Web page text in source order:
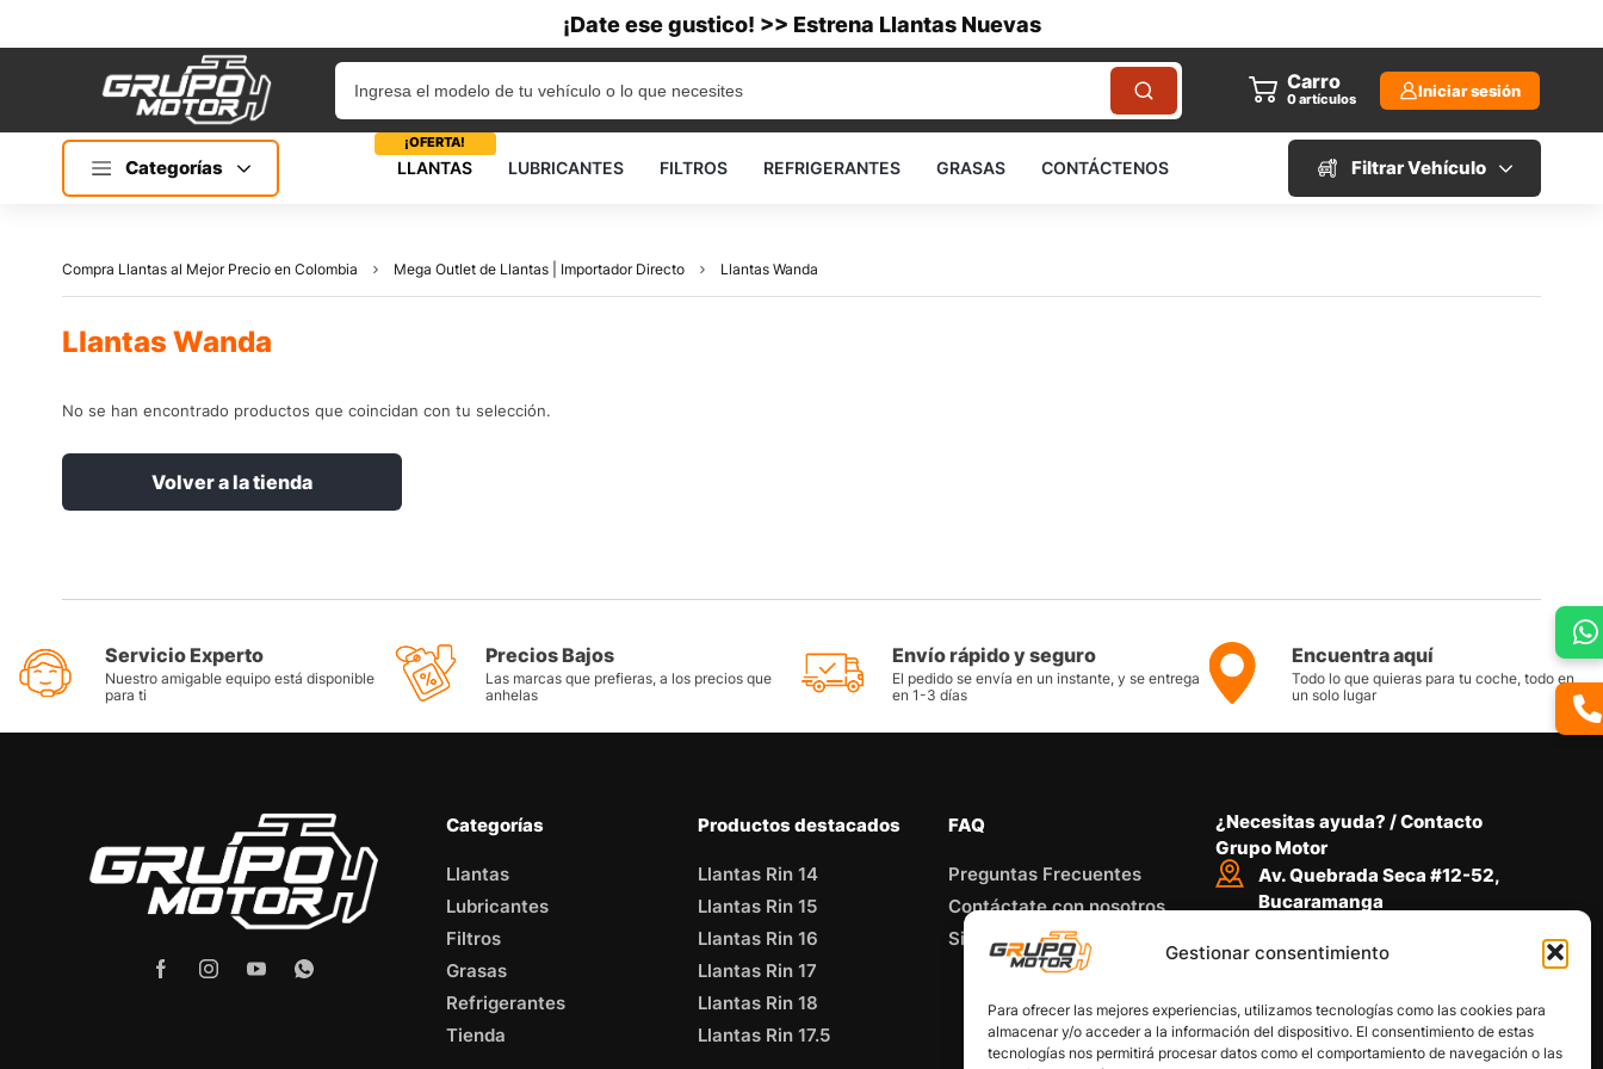
Gestionar consentimiento
Para ofrecer las mejores experiencias, utilizamos tecnologías como las cookies para
almacenar y/o acceder a la información del dispositivo. El consentimiento de estas
tecnologías nos permitirá procesar datos como el comportamiento de navegación o las
¡Date ese gustico! >> Estrena Llantas Nuevas
Carro
0artículos Iniciar sesión
Categorías LLANTAS
¡OFERTA!
LUBRICANTES FILTROS REFRIGERANTES GRASAS CONTÁCTENOS Filtrar Vehículo
Compra Llantas al Mejor Precio en Colombia Mega Outlet de Llantas | Importador Directo Llantas Wanda
Llantas Wanda
No se han encontrado productos que coincidan con tu selección.
Volver a la tienda
Servicio Experto
Nuestro amigable equipo está disponible
para ti
Precios Bajos
Las marcas que prefieras, a los precios que
anhelas
Envío rápido y seguro
El pedido se envía en un instante, y se entrega
en 1-3 días
Encuentra aquí
Todo lo que quieras para tu coche, todo en
un solo lugar
Categorías
Llantas
Lubricantes
Filtros
Grasas
Refrigerantes
Tienda
Productos destacados
Llantas Rin 14
Llantas Rin 15
Llantas Rin 16
Llantas Rin 17
Llantas Rin 18
Llantas Rin 17.5
FAQ
Preguntas Frecuentes
Contáctate con nosotros
Sitemap
¿Necesitas ayuda? / Contacto
Grupo Motor
Av. Quebrada Seca #12-52,
Bucaramanga
Llámanos desde 8 AM - 5 PM
Habla con nosotros
Por medio de WhatsApp